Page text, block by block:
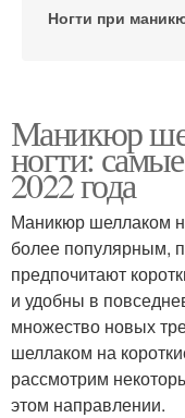
Ногти при
Маникюр
ногти:
2022 года
Маникюр шеллаком
более популярным,
предпочитают
и удобны в
множество новых
шеллаком на
рассмотрим
этом направлении.